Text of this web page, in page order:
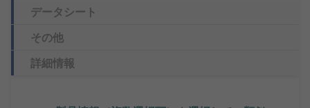
データシート
その他
詳細情報